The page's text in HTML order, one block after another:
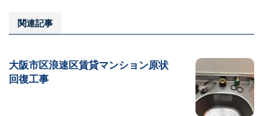
関連記事
大阪市区浪速区賃貸マンション原状
回復工事